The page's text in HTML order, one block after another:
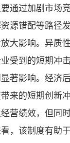
通过加剧市场
源错配等路径
大影响。异质
受到的短期冲
著影响。经济
来的短期创新
营绩效，但同
，该制度有助